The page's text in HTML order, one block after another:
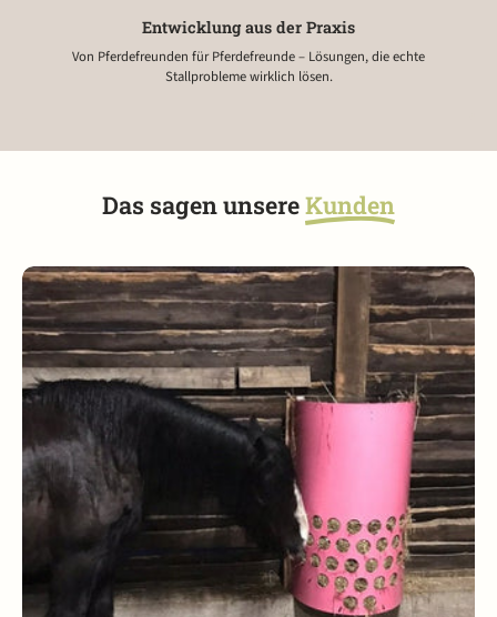
Entwicklung aus der Praxis
Von Pferdefreunden für Pferdefreunde – Lösungen, die echte
Stallprobleme wirklich lösen.
Das sagen unsereKunden